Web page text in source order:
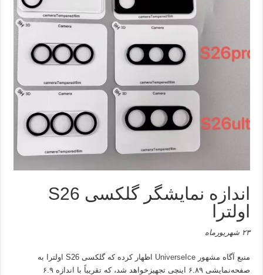
اندازه نمایشگر گلکسی S26
اولترا
۲۳ شهریورماه
منبع آگاه مشهورUniverseIce
اظهار کرده که گلکسی S26 اولترا به
صفحه‌نمایشی ۶.۸۹ اینچی تجهیزخواهد شد، که تقریباً با اندازه ۶.۹